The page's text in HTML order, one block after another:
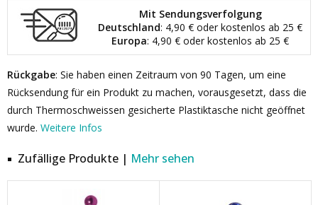
Mit Sendungsverfolgung
Deutschland: 4,90 € oder kostenlos ab 25 €
Europa: 4,90 € oder kostenlos ab 25 €
Rückgabe: Sie haben einen Zeitraum von 90 Tagen, um eine
Rücksendung für ein Produkt zu machen, vorausgesetzt, dass die
durch Thermoschweissen gesicherte Plastiktasche nicht geöffnet
wurde. Weitere Infos
Zufällige Produkte | Mehr sehen